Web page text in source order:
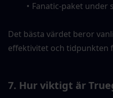
Fanatic-paket under
Det bästa värdet beror
effektivitet och tidpunkten
7. Hur viktigt är